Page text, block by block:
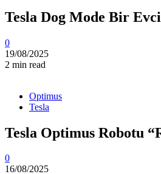
Tesla Dog Mode Bir
0
19/08/2025
2 min read
Optimus
Tesla
Tesla Optimus Robotu
0
16/08/2025